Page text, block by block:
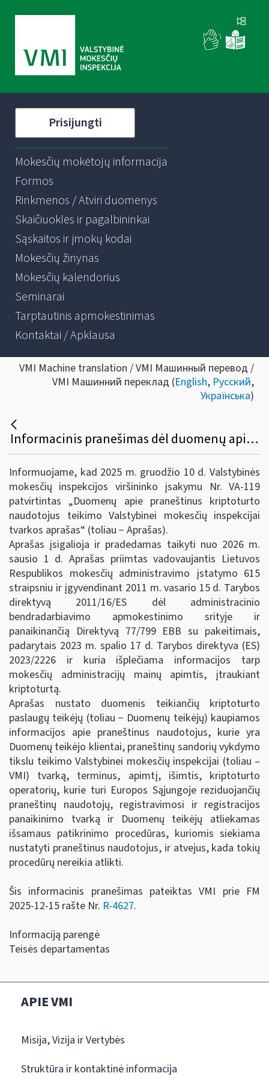
Prisijungti
Mokesčių mokėtojų informacija
Formos
Rinkmenos / Atviri duomenys
Skaičiuoklės ir pagalbininkai
Sąskaitos ir įmokų kodai
Mokesčių žinynas
Mokesčių kalendorius
Seminarai
Tarptautinis apmokestinimas
Kontaktai / Apklausa
VMI Machine translation / VMI Машинный перевод /
VMI Машинний переклад (English, Русский,
Українська)
Informacinis pranešimas dėl duomenų apie praneštinus kriptoturto naudotojus teikimo valstybinei mokesčių inspekcijai tvarkos aprašo patvirtinimo
Informuojame, kad 2025 m. gruodžio 10 d. Valstybinės
mokesčių inspekcijos viršininko įsakymu Nr. VA-119
patvirtintas „Duomenų apie praneštinus kriptoturto
naudotojus teikimo Valstybinei mokesčių inspekcijai
tvarkos aprašas“ (toliau − Aprašas).
Aprašas įsigalioja ir pradedamas taikyti nuo 2026 m.
sausio 1 d. Aprašas priimtas vadovaujantis Lietuvos
Respublikos mokesčių administravimo įstatymo 615
straipsniu ir įgyvendinant 2011 m. vasario 15 d. Tarybos
direktyvą 2011/16/ES dėl administracinio
bendradarbiavimo apmokestinimo srityje ir
panaikinančią Direktyvą 77/799 EBB su pakeitimais,
padarytais 2023 m. spalio 17 d. Tarybos direktyva (ES)
2023/2226 ir kuria išplečiama informacijos tarp
mokesčių administracijų mainų apimtis, įtraukiant
kriptoturtą.
Aprašas nustato duomenis teikiančių kriptoturto
paslaugų teikėjų (toliau − Duomenų teikėjų) kaupiamos
informacijos apie praneštinus naudotojus, kurie yra
Duomenų teikėjo klientai, praneštinų sandorių vykdymo
tikslu teikimo Valstybinei mokesčių inspekcijai (toliau –
VMI) tvarką, terminus, apimtį, išimtis, kriptoturto
operatorių, kurie turi Europos Sąjungoje reziduojančių
praneštinų naudotojų, registravimosi ir registracijos
panaikinimo tvarką ir Duomenų teikėjų atliekamas
išsamaus patikrinimo procedūras, kuriomis siekiama
nustatyti praneštinus naudotojus, ir atvejus, kada tokių
procedūrų nereikia atlikti.
Šis informacinis pranešimas pateiktas VMI prie FM
2025-12-15 rašte Nr. R-4627.
Informaciją parengė
Teisės departamentas
APIE VMI
Misija, Vizija ir Vertybės
Struktūra ir kontaktinė informacija